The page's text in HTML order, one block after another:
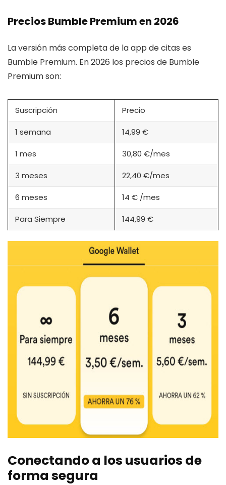
Precios Bumble Premium en 2026
La versión más completa de la app de citas es
Bumble Premium. En 2026 los precios de Bumble
Premium son:
Suscripción Precio
1 semana 14,99 €
1 mes 30,80 €/mes
3 meses 22,40 €/mes
6 meses 14 € /mes
Para Siempre 144,99 €
Conectando a los usuarios de
forma segura